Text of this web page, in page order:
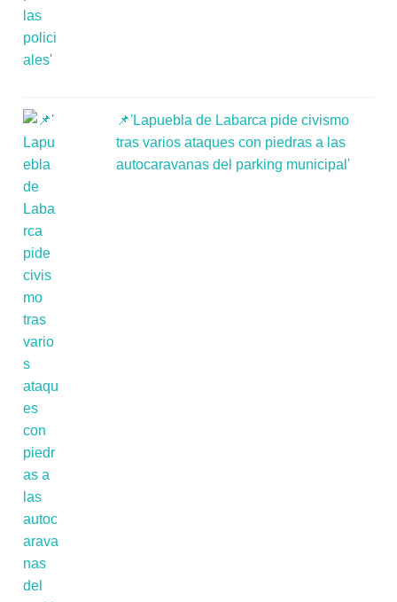
📌'Lapuebla de Labarca pide civismo
tras varios ataques con piedras a las
autocaravanas del parking municipal'